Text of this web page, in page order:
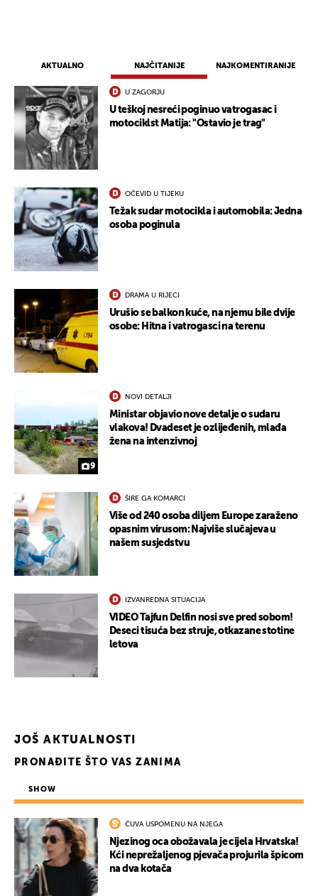
AKTUALNO NAJČITANIJE NAJKOMENTIRANIJE
U ZAGORJU
U teškoj nesreći poginuo vatrogasac i
motociklst Matija: "Ostavio je trag"
OČEVID U TIJEKU
Težak sudar motocikla i automobila: Jedna
osoba poginula
DRAMA U RIJECI
Urušio se balkon kuće, na njemu bile dvije
osobe: Hitna i vatrogasci na terenu
9
NOVI DETALJI
Ministar objavio nove detalje o sudaru
vlakova! Dvadeset je ozlijeđenih, mlađa
žena na intenzivnoj
ŠIRE GA KOMARCI
Više od 240 osoba diljem Europe zaraženo
opasnim virusom: Najviše slučajeva u
našem susjedstvu
IZVANREDNA SITUACIJA
VIDEO Tajfun Delfin nosi sve pred sobom!
Deseci tisuća bez struje, otkazane stotine
letova
JOŠ AKTUALNOSTI
PRONAĐITE ŠTO VAS ZANIMA
SHOW
ČUVA USPOMENU NA NJEGA
Njezinog oca obožavala je cijela Hrvatska!
Kći neprežaljenog pjevača projurila špicom
na dva kotača
UKLJUČITE NOTIFIKACIJE